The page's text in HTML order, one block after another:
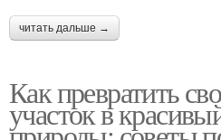
читать дальше →
Как превратить
участок в